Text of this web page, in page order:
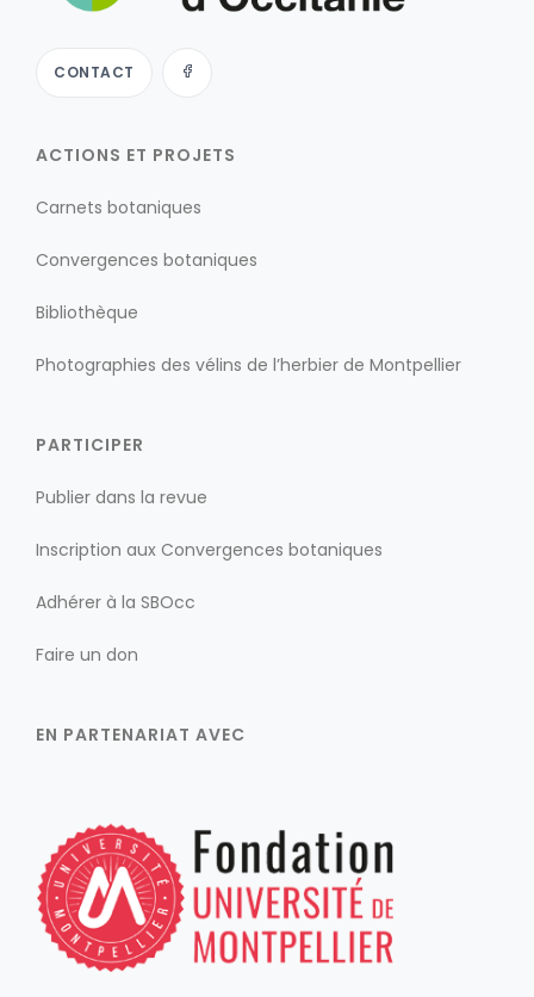
CONTACT
ACTIONS ET PROJETS
Carnets botaniques
Convergences botaniques
Bibliothèque
Photographies des vélins de l’herbier de Montpellier
PARTICIPER
Publier dans la revue
Inscription aux Convergences botaniques
Adhérer à la SBOcc
Faire un don
EN PARTENARIAT AVEC